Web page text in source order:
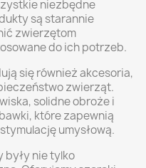
niezbędne
są starannie
zwierzętom
do ich potrzeb.
się również akcesoria,
zwierząt.
solidne obroże i
które zapewnią
umysłową.
były nie tylko